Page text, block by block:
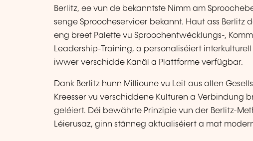
Berlitz, ee vun de bekanntste Nimm am
senge Sproocheservicer bekannt. Haut ass Berlitz
eng breet Palette vu Sproochentwécklungs-,
Leadership-Training, a personaliséiert
iwwer verschidde Kanäl a Plattforme verfügbar.
Dank Berlitz hunn Millioune vu Leit aus allen
Kreesser vu verschiddene Kulturen a Verbindung
geléiert. Déi bewährte Prinzipie vun der Berlitz-
Léierusaz, ginn stänneg aktualiséiert a mat